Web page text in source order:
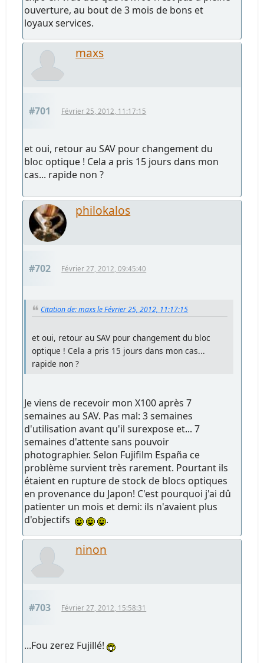
ouverture, au bout de 3 mois de bons et
loyaux services.
maxs
#701 Février 25, 2012, 11:17:15
et oui, retour au SAV pour changement du
bloc optique ! Cela a pris 15 jours dans mon
cas... rapide non ?
philokalos
#702 Février 27, 2012, 09:45:40
Citation de: maxs le Février 25, 2012, 11:17:15
et oui, retour au SAV pour changement du bloc
optique ! Cela a pris 15 jours dans mon cas...
rapide non ?
Je viens de recevoir mon X100 après 7
semaines au SAV. Pas mal: 3 semaines
d'utilisation avant qu'il surexpose et... 7
semaines d'attente sans pouvoir
photographier. Selon Fujifilm España ce
problème survient très rarement. Pourtant ils
étaient en rupture de stock de blocs optiques
en provenance du Japon! C'est pourquoi j'ai dû
patienter un mois et demi: ils n'avaient plus
d'objectifs
.
ninon
#703 Février 27, 2012, 15:58:31
...Fou zerez Fujillé!